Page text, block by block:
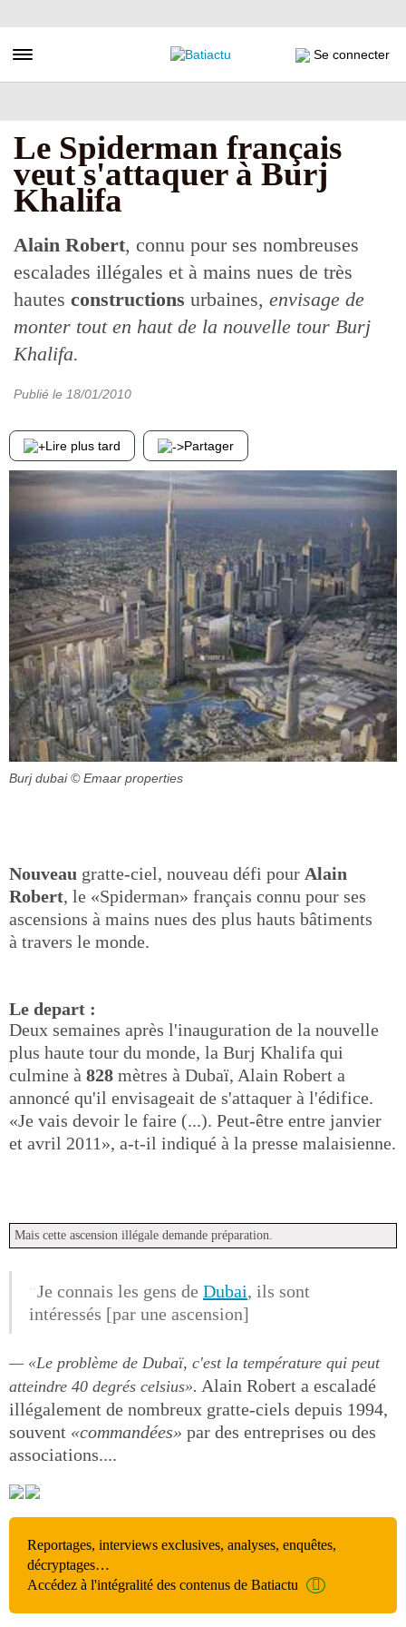
au
principal
Toggle navigation Se connecter
Le Spiderman français
veut s'attaquer à Burj
Khalifa
Alain Robert, connu pour ses nombreuses
escalades illégales et à mains nues de très
hautes constructions urbaines, envisage de
monter tout en haut de la nouvelle tour Burj
Khalifa.
Publié le 18/01/2010
Lire plus tard Partager
Burj dubai © Emaar properties
Nouveau gratte-ciel, nouveau défi pour Alain
Robert, le «Spiderman» français connu pour ses
ascensions à mains nues des plus hauts bâtiments
à travers le monde.
Le depart :
Deux semaines après l'inauguration de la nouvelle
plus haute tour du monde, la Burj Khalifa qui
culmine à 828 mètres à Dubaï, Alain Robert a
annoncé qu'il envisageait de s'attaquer à l'édifice.
«Je vais devoir le faire (...). Peut-être entre janvier
et avril 2011», a-t-il indiqué à la presse malaisienne.
Mais cette ascension illégale demande préparation.
Je connais les gens de Dubai, ils sont
intéressés [par une ascension]
«Le problème de Dubaï, c'est la température qui peut
atteindre 40 degrés celsius». Alain Robert a escaladé
illégalement de nombreux gratte-ciels depuis 1994,
souvent «commandées» par des entreprises ou des
associations....
Reportages, interviews exclusives, analyses, enquêtes,
décryptages…
Accédez à l'intégralité des contenus de Batiactu